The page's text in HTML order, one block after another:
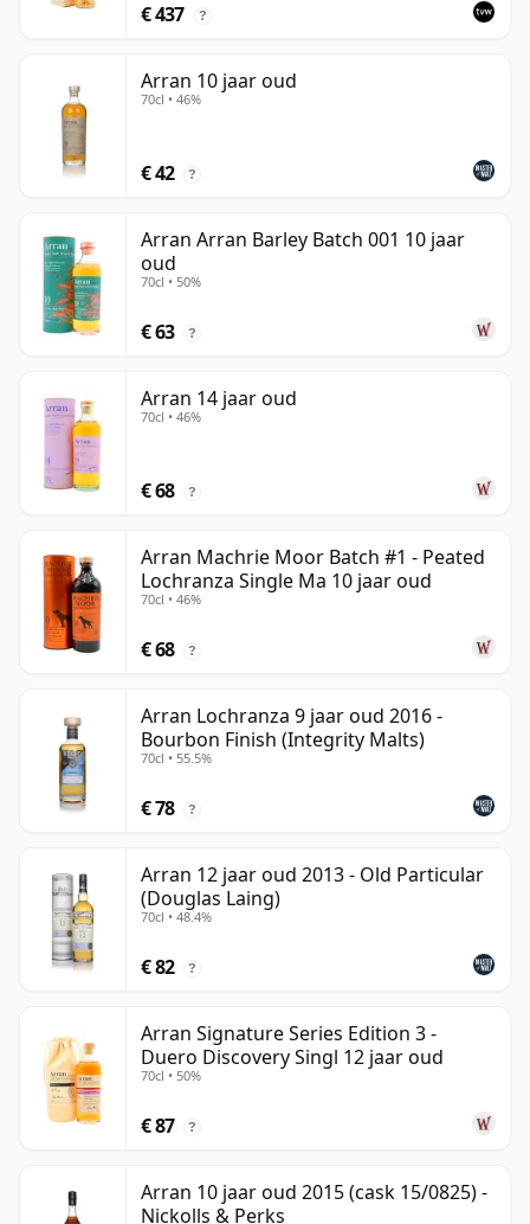
€ 437 ?
Arran 10 jaar oud
70cl • 46%
€ 42 ?
Arran Arran Barley Batch 001 10 jaar
oud
70cl • 50%
€ 63 ?
Arran 14 jaar oud
70cl • 46%
€ 68 ?
Arran Machrie Moor Batch #1 - Peated
Lochranza Single Ma 10 jaar oud
70cl • 46%
€ 68 ?
Arran Lochranza 9 jaar oud 2016 -
Bourbon Finish (Integrity Malts)
70cl • 55.5%
€ 78 ?
Arran 12 jaar oud 2013 - Old Particular
(Douglas Laing)
70cl • 48.4%
€ 82 ?
Arran Signature Series Edition 3 -
Duero Discovery Singl 12 jaar oud
70cl • 50%
€ 87 ?
Arran 10 jaar oud 2015 (cask 15/0825) -
Nickolls & Perks